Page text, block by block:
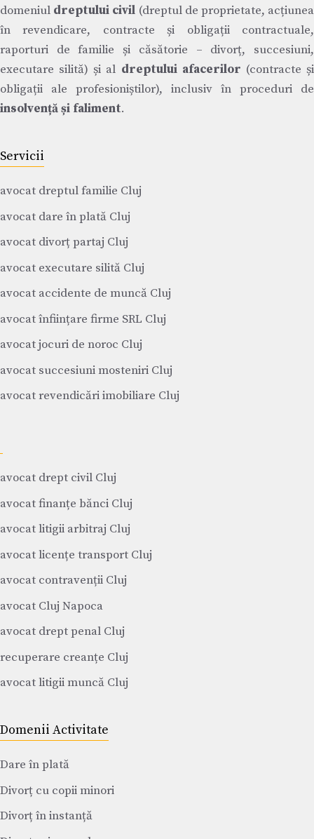
domeniul dreptului civil (dreptul de proprietate, acțiunea
în revendicare, contracte și obligații contractuale,
raporturi de familie și căsătorie – divorț, succesiuni,
executare silită) și al dreptului afacerilor (contracte și
obligații ale profesioniștilor), inclusiv în proceduri de
insolvență și faliment.
Servicii
avocat dreptul familie Cluj
avocat dare în plată Cluj
avocat divorț partaj Cluj
avocat executare silită Cluj
avocat accidente de muncă Cluj
avocat înființare firme SRL Cluj
avocat jocuri de noroc Cluj
avocat succesiuni mosteniri Cluj
avocat revendicări imobiliare Cluj
avocat drept civil Cluj
avocat finanțe bănci Cluj
avocat litigii arbitraj Cluj
avocat licențe transport Cluj
avocat contravenții Cluj
avocat Cluj Napoca
avocat drept penal Cluj
recuperare creanțe Cluj
avocat litigii muncă Cluj
Domenii Activitate
Dare în plată
Divorț cu copii minori
Divorț în instanță